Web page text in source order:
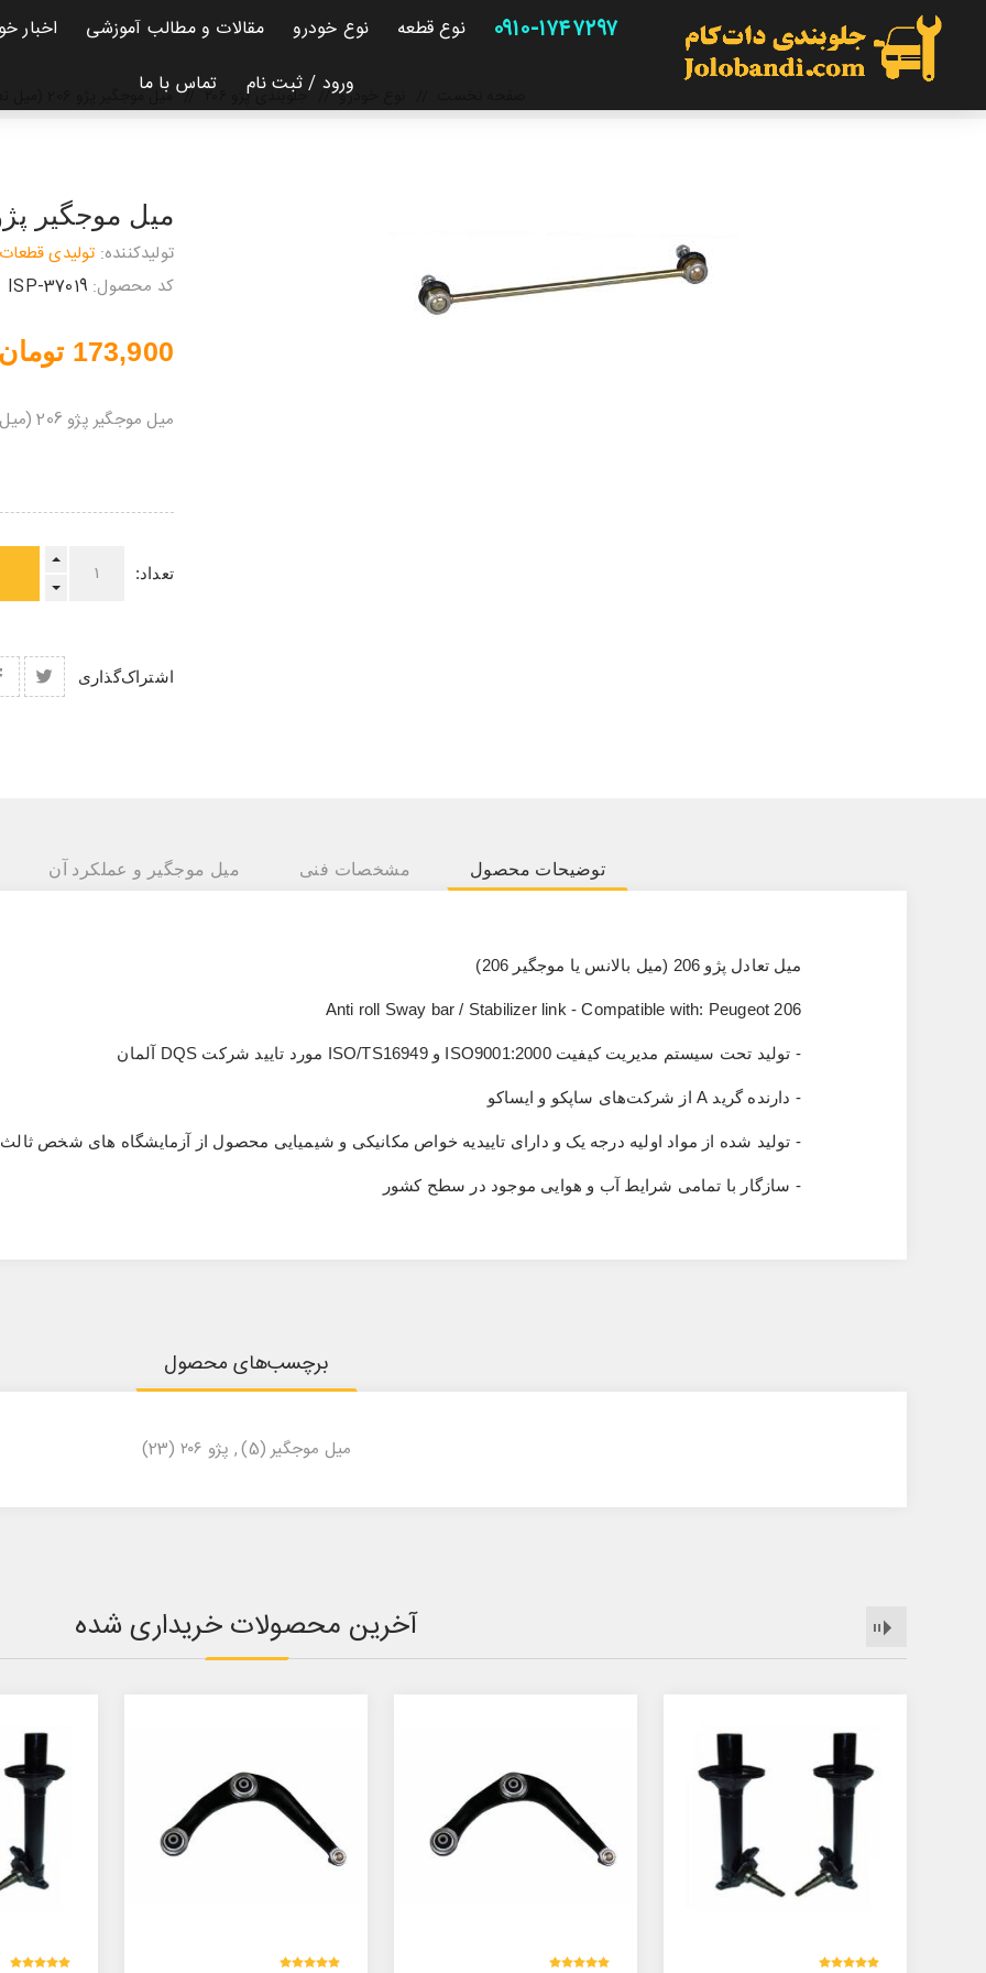
۰۹۱۰-۱۷۴۷۲۹۷ نوع قطعه نوع خودرو مقالات و مطالب آموزشی اخبار
ورود / ثبت نام
تماس با ما نوع خودرو / جلوبندی پژو ۲۰۶ / میل موجگیر پژو 206 (میل تعادل)
میل موجگیر پژو 206 (میل
تولیدکننده: تولیدی
کد محصول: ISP-37019
173,900 تومان
میل موجگیر پژو 206 (میل بالانس یا موجگیر 206)
تعداد:
اشتراک‌گذاری
توضیحات محصول مشخصات فنی میل موجگیر و عملکرد آن
میل تعادل پژو 206 (میل بالانس یا موجگیر 206)
Anti roll Sway bar / Stabilizer link - Compatible with: Peugeot 206
- تولید تحت سیستم مدیریت کیفیتISO9001:2000 وISO/TS16949 مورد تایید شرکت DQS آلمان
- دارنده گرید A از شرکت‌های ساپکو و ایساکو
- تولید شده از مواد اولیه درجه یک و دارای تاییدیه خواص مکانیکی و شیمیایی محصول از آزمایشگاه های شخص ثالث
- سازگار با تمامی شرایط آب‌ و هوایی موجود در سطح کشور
برچسب‌های محصول
میل موجگیر (5)
, پژو ۲۰۶ (23)
آخرین محصولات خریداری شده